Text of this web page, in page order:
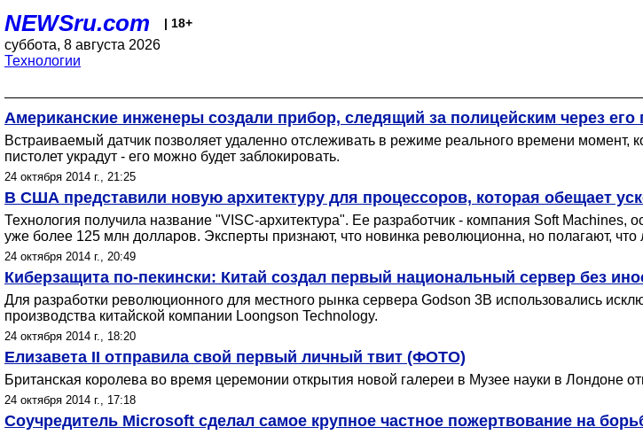
NEWSru.com | 18+
суббота, 8 августа 2026
Технологии
Американские инженеры создали прибор, следящий за полицейским через его
Встраиваемый датчик позволяет удаленно отслеживать в режиме реального времени момент,
пистолет украдут - его можно будет заблокировать.
24 октября 2014 г., 21:25
В США представили новую архитектуру для процессоров, которая обещает
Технология получила название "VISC-архитектура". Ее разработчик - компания Soft
уже более 125 млн долларов. Эксперты признают, что новинка революционна, но полагают,
24 октября 2014 г., 20:49
Киберзащита по-пекински: Китай создал первый национальный сервер без
Для разработки революционного для местного рынка сервера Godson 3B использовались
производства китайской компании Loongson Technology.
24 октября 2014 г., 18:20
Елизавета II отправила свой первый личный твит (ФОТО)
Британская королева во время церемонии открытия новой галереи в Музее науки в
24 октября 2014 г., 17:18
Соучредитель Microsoft сделал самое крупное частное пожертвование на